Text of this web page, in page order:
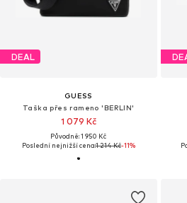
DEAL
GUESS
Taška přes rameno 'BERLIN'
1 079 Kč
Původně: 1 950 Kč
Poslední nejnižší cena:1 214 Kč-11%